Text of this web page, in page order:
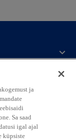
w
a
o
ja
Sa saad
igal ajal
küpsiste